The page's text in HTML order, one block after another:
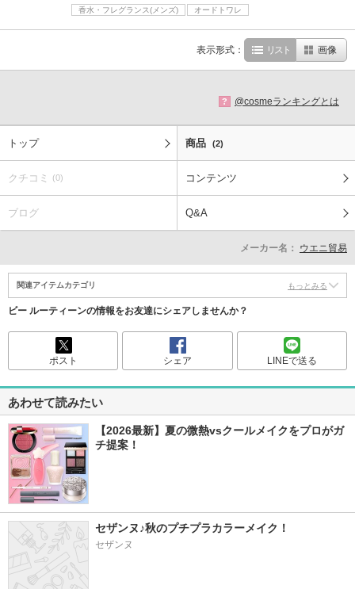
香水・フレグランス(メンズ)
オードトワレ
表示形式： リスト 画像
? @cosmeランキングとは
トップ 商品 (2)
クチコミ (0) コンテンツ
ブログ Q&A
メーカー名： ウエニ貿易
関連アイテムカテゴリ もっとみる
ビー ルーティーンの情報をお友達にシェアしませんか？
ポスト シェア LINEで送る
あわせて読みたい
【2026最新】夏の微熱vsクールメイクをプロがガ
チ提案！
セザンヌ♪秋のプチプラカラーメイク！
セザンヌ